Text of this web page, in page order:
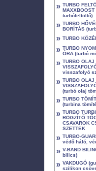
» TURBO
MAXXBOOST
turbófeltöltő)
» TURBO
BORÍTÁS
» TURBO
» TURBO
ÓRA (turbó
» TURBO OLAJ
visszafolyó
» TURBO OLAJ
(turbó olaj
» TURBO
(turbina
» TURBO
RÖGZÍTŐ
CSAVAROK
SZETTEK
» TURBO-
védő háló,
» V-BAND
bilics)
» VAKDUGÓ
szilikon